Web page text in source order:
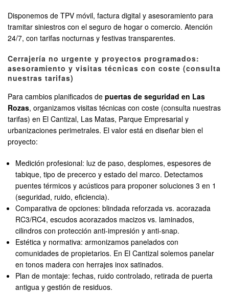
Disponemos de TPV móvil, factura digital y asesoramiento para
tramitar siniestros con el seguro de hogar o comercio. Atención
24/7, con tarifas nocturnas y festivas transparentes.
Cerrajería no urgente y proyectos programados:
asesoramiento y visitas técnicas con coste (consulta
nuestras tarifas)
Para cambios planificados de puertas de seguridad en Las
Rozas, organizamos visitas técnicas con coste (consulta nuestras
tarifas) en El Cantizal, Las Matas, Parque Empresarial y
urbanizaciones perimetrales. El valor está en diseñar bien el
proyecto:
Medición profesional: luz de paso, desplomes, espesores de
tabique, tipo de precerco y estado del marco. Detectamos
puentes térmicos y acústicos para proponer soluciones 3 en 1
(seguridad, ruido, eficiencia).
Comparativa de opciones: blindada reforzada vs. acorazada
RC3/RC4, escudos acorazados macizos vs. laminados,
cilindros con protección anti-impresión y anti-snap.
Estética y normativa: armonizamos panelados con
comunidades de propietarios. En El Cantizal solemos panelar
en tonos madera con herrajes inox satinados.
Plan de montaje: fechas, ruido controlado, retirada de puerta
antigua y gestión de residuos.